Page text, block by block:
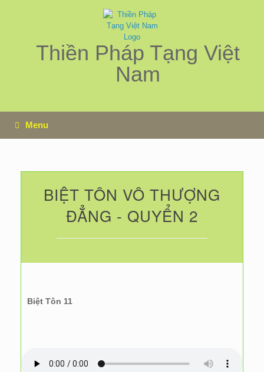
Thiền Pháp Tạng Việt
Nam
Menu
BIỆT TÔN VÔ THƯỢNG
ĐẲNG - QUYỂN 2
Biệt Tôn 11